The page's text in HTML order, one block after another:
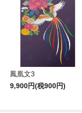
鳳凰文3
9,900円(税900円)